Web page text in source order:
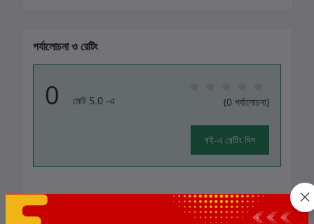
পর্যালোচনা ও রেটিং
0 মোট 5.0 -এ (0 পর্যালোচনা)
বই-এ রেটিং দিন
এই বইয়ের জন্য এখনও কোন পর্যালোচনা নেই